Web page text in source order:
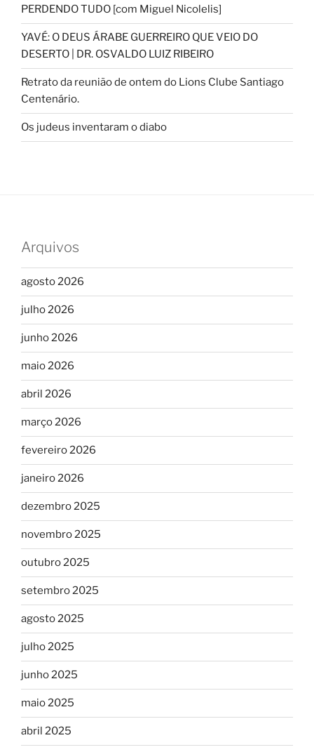
PERDENDO TUDO [com Miguel Nicolelis]
YAVÉ: O DEUS ÁRABE GUERREIRO QUE VEIO DO
DESERTO | DR. OSVALDO LUIZ RIBEIRO
Retrato da reunião de ontem do Lions Clube Santiago
Centenário.
Os judeus inventaram o diabo
Arquivos
agosto 2026
julho 2026
junho 2026
maio 2026
abril 2026
março 2026
fevereiro 2026
janeiro 2026
dezembro 2025
novembro 2025
outubro 2025
setembro 2025
agosto 2025
julho 2025
junho 2025
maio 2025
abril 2025